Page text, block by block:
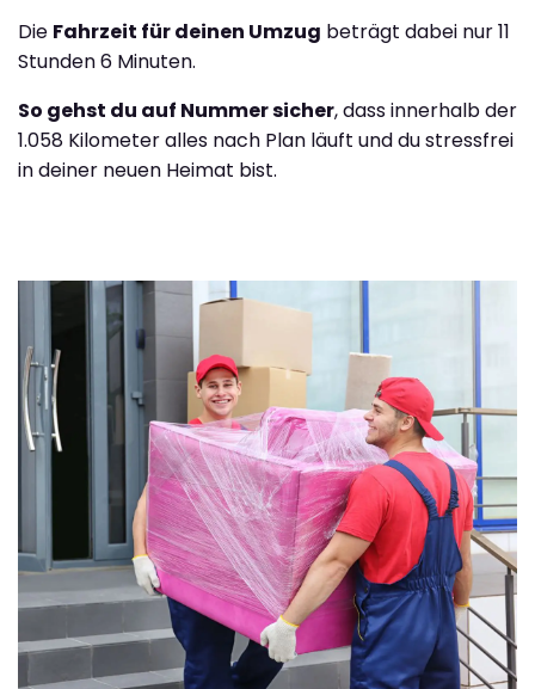
Die Fahrzeit für deinen Umzug beträgt dabei nur 11
Stunden 6 Minuten.
So gehst du auf Nummer sicher, dass innerhalb der
1.058 Kilometer alles nach Plan läuft und du stressfrei
in deiner neuen Heimat bist.